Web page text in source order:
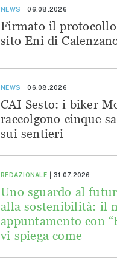
NEWS 06.08.2026
Firmato il protocollo
sito Eni di
NEWS 06.08.2026
CAI Sesto: i biker
raccolgono cinque
sui sentieri
REDAZIONALE 31.07.2026
Uno sguardo al
alla sostenibilità: il
appuntamento con
vi spiega come